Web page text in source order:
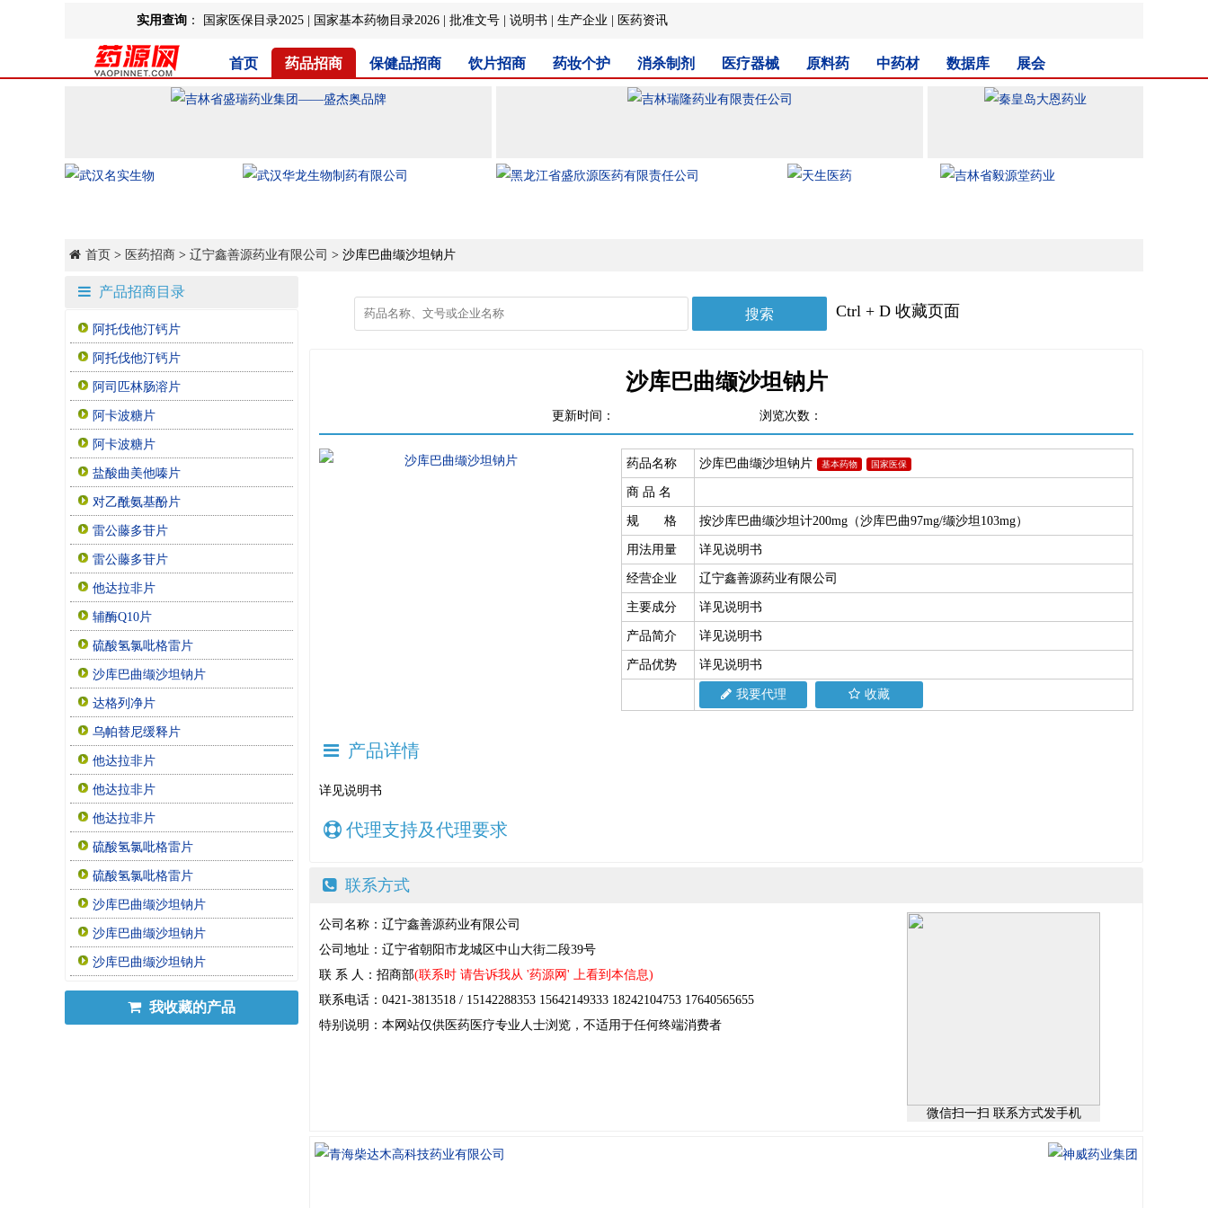
实用查询 ： 国家医保目录2025 国家基本药物目录2026 批准文号 说明书 生产企业 医药资讯
首页 药品招商 保健品招商 饮片招商 药妆个护 消杀制剂 医疗器械 原料药 中药材 数据库 展会
首页 > 医药招商 > 辽宁鑫善源药业有限公司 > 沙库巴曲缬沙坦钠片
产品招商目录
阿托伐他汀钙片
阿托伐他汀钙片
阿司匹林肠溶片
阿卡波糖片
阿卡波糖片
盐酸曲美他嗪片
对乙酰氨基酚片
雷公藤多苷片
雷公藤多苷片
他达拉非片
辅酶Q10片
硫酸氢氯吡格雷片
沙库巴曲缬沙坦钠片
达格列净片
乌帕替尼缓释片
他达拉非片
他达拉非片
他达拉非片
硫酸氢氯吡格雷片
硫酸氢氯吡格雷片
沙库巴曲缬沙坦钠片
沙库巴曲缬沙坦钠片
沙库巴曲缬沙坦钠片
我收藏的产品
Ctrl + D 收藏页面
沙库巴曲缬沙坦钠片
更新时间： 浏览次数：
药品名称 沙库巴曲缬沙坦钠片 基本药物 国家医保
商 品 名
规 格 按沙库巴曲缬沙坦计200mg（沙库巴曲97mg/缬沙坦103mg）
用法用量 详见说明书
经营企业 辽宁鑫善源药业有限公司
主要成分 详见说明书
产品简介 详见说明书
产品优势 详见说明书
我要代理 收藏
产品详情
详见说明书
代理支持及代理要求
联系方式
公司名称：辽宁鑫善源药业有限公司
公司地址：辽宁省朝阳市龙城区中山大街二段39号
联 系 人：招商部(联系时 请告诉我从 '药源网' 上看到本信息)
联系电话：0421-3813518 / 15142288353 15642149333 18242104753 17640565655
特别说明：本网站仅供医药医疗专业人士浏览，不适用于任何终端消费者
微信扫一扫 联系方式发手机